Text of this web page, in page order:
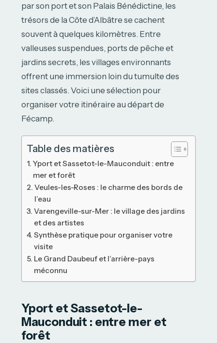
par son port et son Palais Bénédictine, les
trésors de la Côte d’Albâtre se cachent
souvent à quelques kilomètres. Entre
valleuses suspendues, ports de pêche et
jardins secrets, les villages environnants
offrent une immersion loin du tumulte des
sites classés. Voici une sélection pour
organiser votre itinéraire au départ de
Fécamp.
Table des matières
Yport et Sassetot-le-Mauconduit : entre
mer et forêt
Veules-les-Roses : le charme des bords de
l’eau
Varengeville-sur-Mer : le village des jardins
et des artistes
Synthèse pratique pour organiser votre
visite
Le Grand Daubeuf et l’arrière-pays
méconnu
Yport et Sassetot-le-
Mauconduit : entre mer et
forêt